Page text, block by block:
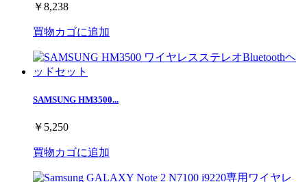
￥8,238
買物カゴに追加
SAMSUNG HM3500...
￥5,250
買物カゴに追加